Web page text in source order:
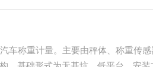
车称重计量。主要由秤体、称重传